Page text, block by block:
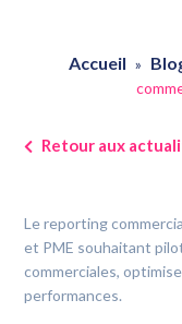
Accueil »
Retour aux
Le reporting
et PME souhaitant
commerciales,
performances.